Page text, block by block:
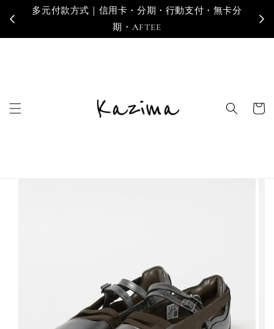
多元付款方式｜信用卡・分期・行動支付・無卡分
期・AFTEE
寄